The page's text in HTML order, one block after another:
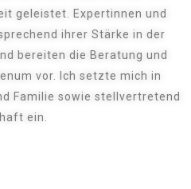
geleistet. Expertinnen und
ihrer Stärke in der
bereiten die Beratung und
vor. Ich setzte mich in
Familie sowie stellvertretend
ein.